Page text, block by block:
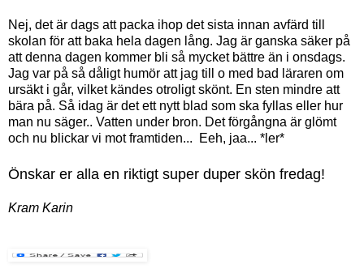
Nej, det är dags att packa ihop det sista innan avfärd till
skolan för att baka hela dagen lång. Jag är ganska säker på
att denna dagen kommer bli så mycket bättre än i onsdags.
Jag var på så dåligt humör att jag till o med bad läraren om
ursäkt i går, vilket kändes otroligt skönt. En sten mindre att
bära på. Så idag är det ett nytt blad som ska fyllas eller hur
man nu säger.. Vatten under bron. Det förgångna är glömt
och nu blickar vi mot framtiden... Eeh, jaa... *ler*
Önskar er alla en riktigt super duper skön fredag!
Kram Karin